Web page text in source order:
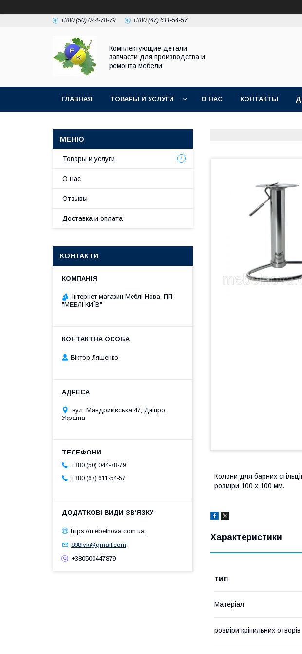
+380 (50) 044-78-79 +380 (67) 611-54-57
Комплектующие детали
запчасти для производства и
ремонта мебели
ГЛАВНАЯ ТОВАРЫ И УСЛУГИ О НАС КОНТАКТЫ
Колони для барних
розміри 100 х 100 мм.
Характеристики
тип
Матеріал
розміри кріпильних отворів
Товары и услуги
О нас
Отзывы
Доставка и оплата
КОНТАКТИ
Інтернет магазин Меблі Нова. ПП
"МЕБЛІ КИЇВ"
Віктор Ляшенко
вул. Мандриківська 47, Дніпро,
Україна
+380 (50) 044-78-79
+380 (67) 611-54-57
https://mebelnova.com.ua
888lvk@gmail.com
+380500447879